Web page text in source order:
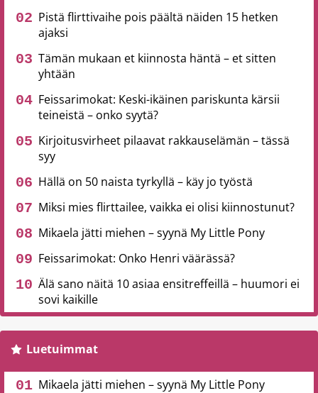
Pistä flirttivaihe pois päältä näiden 15 hetken
ajaksi
Tämän mukaan et kiinnosta häntä – et sitten
yhtään
Feissarimokat: Keski-ikäinen pariskunta kärsii
teineistä – onko syytä?
Kirjoitusvirheet pilaavat rakkauselämän – tässä
syy
Hällä on 50 naista tyrkyllä – käy jo työstä
Miksi mies flirttailee, vaikka ei olisi kiinnostunut?
Mikaela jätti miehen – syynä My Little Pony
Feissarimokat: Onko Henri väärässä?
Älä sano näitä 10 asiaa ensitreffeillä – huumori ei
sovi kaikille
Luetuimmat
Mikaela jätti miehen – syynä My Little Pony